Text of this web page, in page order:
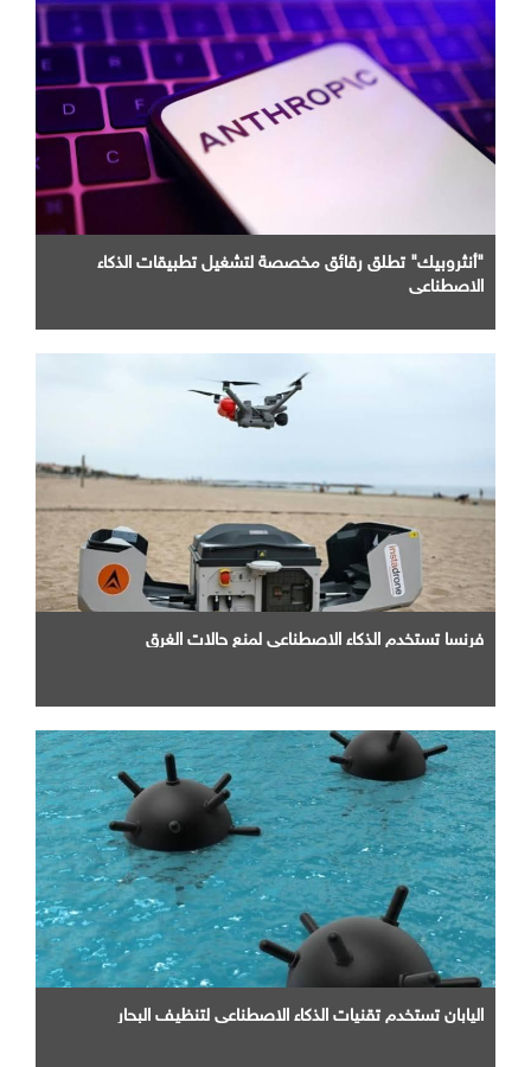
"أنثروبيك" تطلق رقائق مخصصة لتشغيل تطبيقات الذكاء
الاصطناعي
فرنسا تستخدم الذكاء الاصطناعي لمنع حالات الغرق
اليابان تستخدم تقنيات الذكاء الاصطناعي لتنظيف البحار